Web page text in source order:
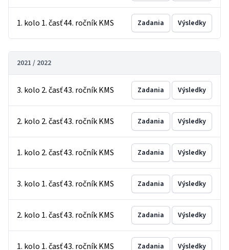
1. kolo 1. časť 44. ročník KMS Zadania Výsledky
2021 / 2022
3. kolo 2. časť 43. ročník KMS Zadania Výsledky
2. kolo 2. časť 43. ročník KMS Zadania Výsledky
1. kolo 2. časť 43. ročník KMS Zadania Výsledky
3. kolo 1. časť 43. ročník KMS Zadania Výsledky
2. kolo 1. časť 43. ročník KMS Zadania Výsledky
1. kolo 1. časť 43. ročník KMS Zadania Výsledky